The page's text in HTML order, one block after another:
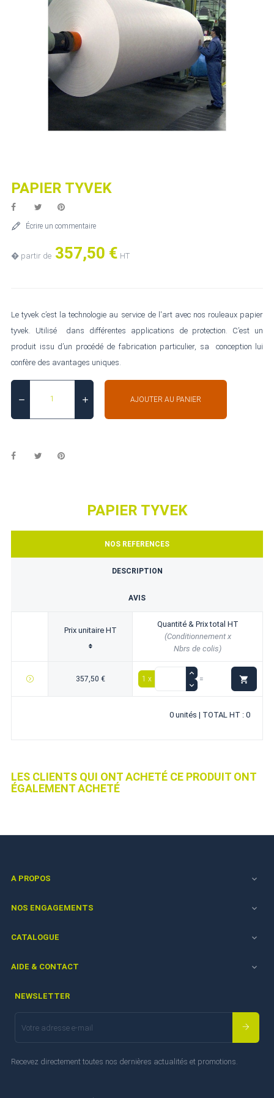
PAPIER TYVEK
Écrire un commentaire
� partir de 357,50 € HT
Le tyvek c’est la technologie au service de l'art avec nos rouleaux papier
tyvek. Utilisé dans différentes applications de protection. C’est un
produit issu d’un procédé de fabrication particulier, sa conception lui
confère des avantages uniques.
AJOUTER AU PANIER
PAPIER TYVEK
NOS REFERENCES
DESCRIPTION
AVIS
Prix unitaire HT
Quantité & Prix total HT
(Conditionnement x
Nbrs de colis)
357,50 € 1 x = 
0 unités | TOTAL HT : 0
LES CLIENTS QUI ONT ACHETÉ CE PRODUIT ONT
ÉGALEMENT ACHETÉ
A PROPOS 
NOS ENGAGEMENTS 
CATALOGUE 
AIDE & CONTACT 
NEWSLETTER
Recevez directement toutes nos dernières actualités et promotions.